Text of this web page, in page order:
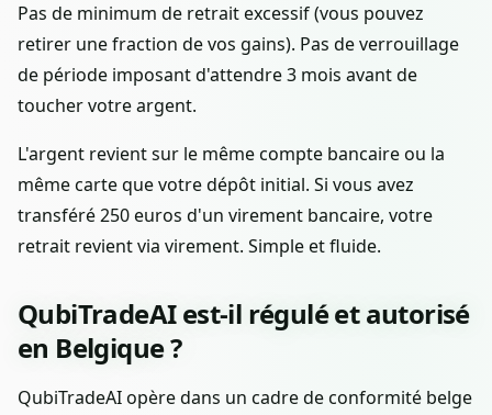
Pas de minimum de retrait excessif (vous pouvez
retirer une fraction de vos gains). Pas de verrouillage
de période imposant d'attendre 3 mois avant de
toucher votre argent.
L'argent revient sur le même compte bancaire ou la
même carte que votre dépôt initial. Si vous avez
transféré 250 euros d'un virement bancaire, votre
retrait revient via virement. Simple et fluide.
QubiTradeAI est-il régulé et autorisé
en Belgique ?
QubiTradeAI opère dans un cadre de conformité belge